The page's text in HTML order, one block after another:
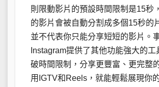
則限動影片的預設時間限制是15秒
的影片會被自動分割成多個15秒的
並不代表你只能分享短短的影片。
Instagram提供了其他功能強大的工
破時間限制，分享更豐富、更完整
用IGTV和Reels，就能輕鬆展現你